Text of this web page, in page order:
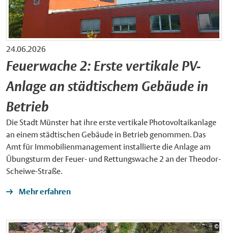
24.06.2026
Feuerwache 2: Erste vertikale PV-
Anlage an städtischem Gebäude in
Betrieb
Die Stadt Münster hat ihre erste vertikale Photovoltaikanlage
an einem städtischen Gebäude in Betrieb genommen. Das
Amt für Immobilienmanagement installierte die Anlage am
Übungsturm der Feuer- und Rettungswache 2 an der Theodor-
Scheiwe-Straße.
Mehr erfahren
©